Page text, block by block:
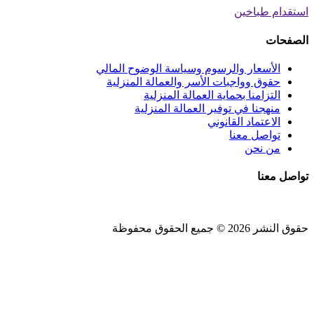
استقدام طباخين
الصفحات
الأسعار والرسوم وسياسة الوضوح المالي
حقوق وواجبات الأسر والعمالة المنزلية
التزامنا بحماية العمالة المنزلية
منهجنا في توفير العمالة المنزلية
الاعتماد القانوني
تواصل معنا
من نحن
تواصل معنا
حقوق النشر 2026 © جميع الحقوق محفوظة